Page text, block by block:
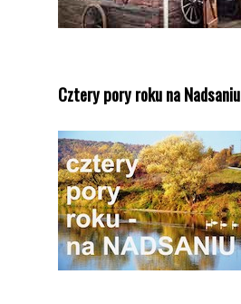
Cztery pory roku na Nadsaniu